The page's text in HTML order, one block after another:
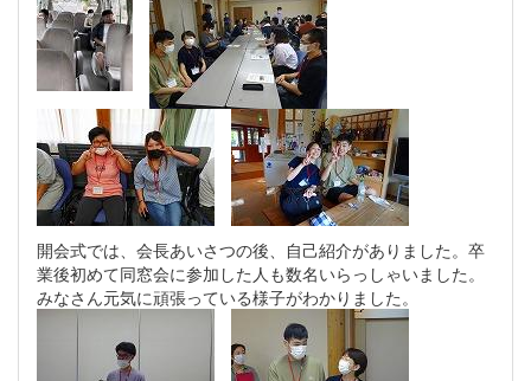
開会式では、会長あいさつの後、自己紹介がありました。卒
業後初めて同窓会に参加した人も数名いらっしゃいました。
みなさん元気に頑張っている様子がわかりました。